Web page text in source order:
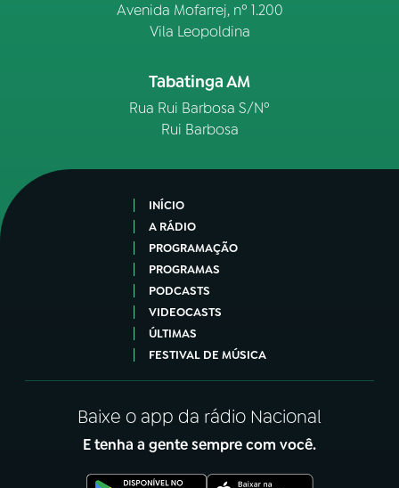
Avenida Mofarrej, nº 1.200
Vila Leopoldina
Tabatinga AM
Rua Rui Barbosa S/Nº
Rui Barbosa
INÍCIO
A RÁDIO
PROGRAMAÇÃO
PROGRAMAS
PODCASTS
VIDEOCASTS
ÚLTIMAS
FESTIVAL DE MÚSICA
Baixe o app da rádio Nacional
E tenha a gente sempre com você.